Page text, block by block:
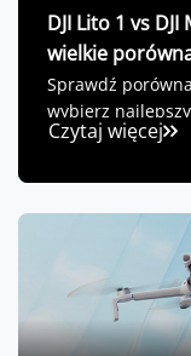
DJI Lito 1 vs DJI
wielkie
Sprawdź
wybierz
Czytaj więcej